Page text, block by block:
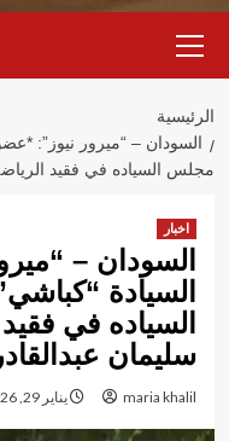
الرئيسية
الرئيسية
السودان – “ميرور نيوز”:
مجلس السياده في فقيد
اخبار
السودان –
السيادة
السياده في
سليمان
maria khalil يناير 29, 2026